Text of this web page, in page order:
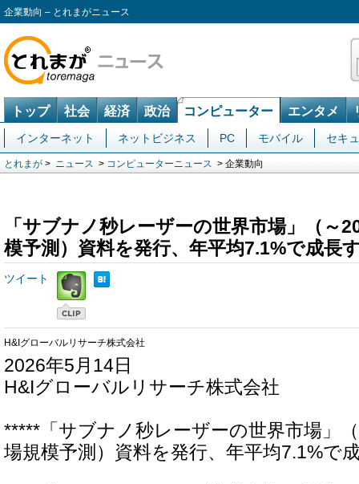
企業動向 – とれまがニュース
トップ 社会 経済 政治 コンピューター エンタメ
インターネット ネットビジネス PC モバイル セキ
とれまが > ニュース > コンピューターニュース > 企業動向
「サブナノ秒レーザーの世界市場」（～
模予測）資料を発行、年平均7.1%で成長
ツイート
H&Iグローバルリサーチ株式会社
2026年5月14日
H&Iグローバルリサーチ株式会社
*****「サブナノ秒レーザーの世界市場」
場規模予測）資料を発行、年平均7.1%で